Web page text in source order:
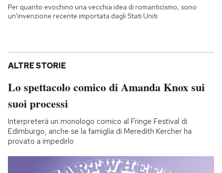
Per quanto evochino una vecchia idea di romanticismo, sono
un'invenzione recente importata dagli Stati Uniti
ALTRE STORIE
Lo spettacolo comico di Amanda Knox sui
suoi processi
Interpreterà un monologo comico al Fringe Festival di
Edimburgo, anche se la famiglia di Meredith Kercher ha
provato a impedirlo